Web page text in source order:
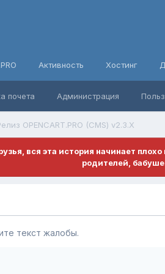
почета Администрация
Активность Хостинг
OPENCART.PRO (CMS) v2.3.X
вся эта история начинает
родителей,
текст жалобы.